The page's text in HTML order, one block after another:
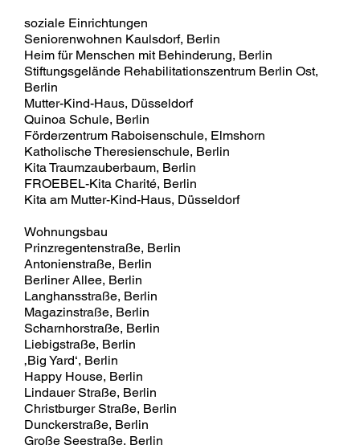
soziale Einrichtungen
Seniorenwohnen Kaulsdorf, Berlin
Heim für Menschen mit Behinderung, Berlin
Stiftungsgelände Rehabilitationszentrum Berlin Ost,
Berlin
Mutter-Kind-Haus, Düsseldorf
Quinoa Schule, Berlin
Förderzentrum Raboisenschule, Elmshorn
Katholische Theresienschule, Berlin
Kita Traumzauberbaum, Berlin
FROEBEL-Kita Charité, Berlin
Kita am Mutter-Kind-Haus, Düsseldorf
Wohnungsbau
Prinzregentenstraße, Berlin
Antonienstraße, Berlin
Berliner Allee, Berlin
Langhansstraße, Berlin
Magazinstraße, Berlin
Scharnhorstraße, Berlin
Liebigstraße, Berlin
‚Big Yard‘, Berlin
Happy House, Berlin
Lindauer Straße, Berlin
Christburger Straße, Berlin
Dunckerstraße, Berlin
Große Seestraße, Berlin